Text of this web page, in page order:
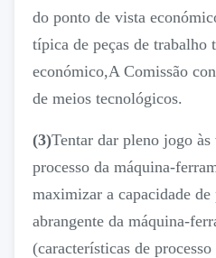
do ponto de vista
típica de peças de trabalho
económico,A Comissão
de meios tecnológicos.
(3)Tentar dar pleno jogo
processo da máquina-
maximizar a capacidade de
abrangente da máquina-
(características de